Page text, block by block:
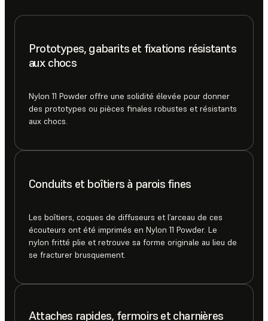
Prototypes, gabarits et fixations résistants
aux chocs
Nylon 11 Powder offre une solidité élevée pour donner
des prototypes ou pièces finales robustes et résistants
aux chocs.
Conduits et boîtiers à parois fines
Les boîtiers, coques de diffuseurs et l’arceau de ces
écouteurs ont été imprimés en Nylon 11 Powder. Le
nylon fritté plie et retrouve sa forme originale au lieu de
se fracturer brusquement.
Attaches rapides, fermoirs et charnières